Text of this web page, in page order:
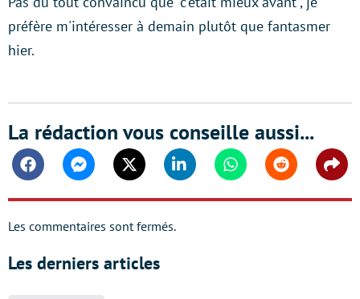
préfère m'intéresser à demain plutôt que fantasmer
hier.
La rédaction vous conseille aussi...
FacebookMessengerTwitter Linkedin WhatsappReddit
Les commentaires sont fermés.
Les derniers articles